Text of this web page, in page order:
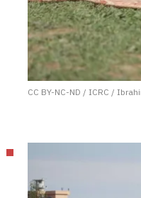
CC BY-NC-ND / ICRC /